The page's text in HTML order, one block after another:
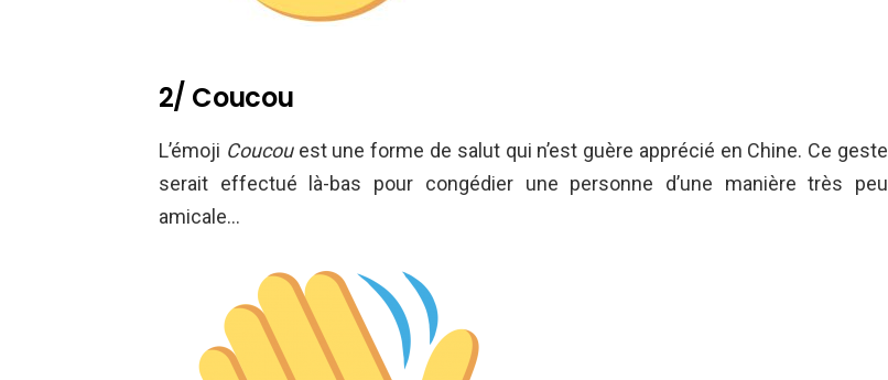
2/ Coucou
L’émoji Coucouest une forme de salut qui n’est guère apprécié en Chine. Ce geste
serait effectué là-bas pour congédier une personne d’une manière très peu
amicale…